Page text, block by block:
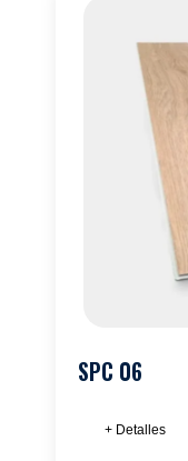
SPC 06
+ Detalles